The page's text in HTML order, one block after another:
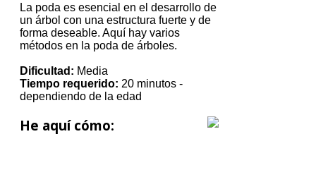
La poda es esencial en el desarrollo de
un árbol con una estructura fuerte y de
forma deseable. Aquí hay varios
métodos en la poda de árboles.
Dificultad: Media
Tiempo requerido: 20 minutos -
dependiendo de la edad
He aquí cómo: